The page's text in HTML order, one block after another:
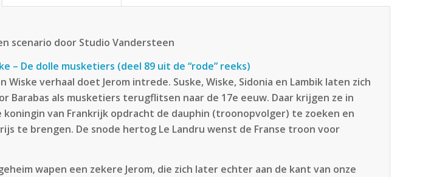
scenario door Studio Vandersteen
– De dolle musketiers (deel 89 uit de “rode” reeks)
Wiske verhaal doet Jerom intrede. Suske, Wiske, Sidonia en Lambik laten zich
Barabas als musketiers terugflitsen naar de 17e eeuw. Daar krijgen ze in
koningin van Frankrijk opdracht de dauphin (troonopvolger) te zoeken en
te brengen. De snode hertog Le Landru wenst de Franse troon voor
wapen een zekere Jerom, die zich later echter aan de kant van onze